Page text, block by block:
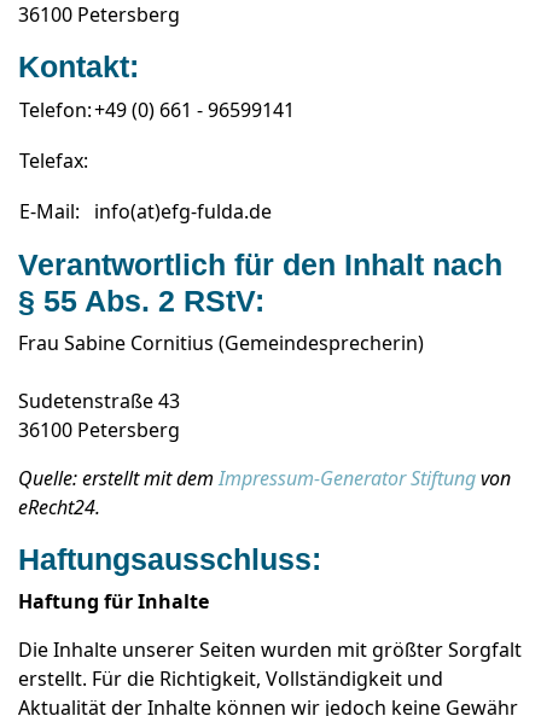
36100 Petersberg
Kontakt:
Telefon:+49 (0) 661 - 96599141
Telefax:
E-Mail:
info(at)efg-fulda.de
Verantwortlich für den Inhalt nach
§ 55 Abs. 2 RStV:
Frau Sabine Cornitius (Gemeindesprecherin)
Sudetenstraße 43
36100 Petersberg
Quelle: erstellt mit demImpressum-Generator Stiftungvon
eRecht24.
Haftungsausschluss:
Haftung für Inhalte
Die Inhalte unserer Seiten wurden mit größter Sorgfalt
erstellt. Für die Richtigkeit, Vollständigkeit und
Aktualität der Inhalte können wir jedoch keine Gewähr